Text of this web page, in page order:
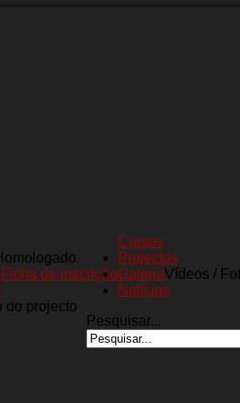
Cursos
Ficha de inscrição
Projectos
do projecto
GaleriaVídeos /
Notícias
Pesquisar...